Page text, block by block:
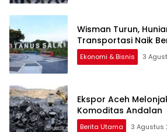
Wisman Turun,
Transportasi Naik
Ekonomi & Bisnis 3
Ekspor Aceh
Komoditas Andalan
Berita Utama 3 Agustus